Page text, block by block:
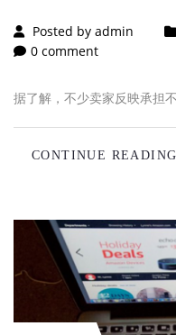
Posted by admin
0 comment
据了解，不少卖家反映承担
CONTINUE READING